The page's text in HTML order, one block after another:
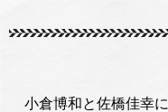
小倉博和と佐橋佳幸